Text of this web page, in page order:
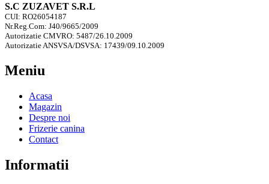
S.C ZUZAVET S.R.L
CUI: RO26054187
Nr.Reg.Com: J40/9665/2009
Autorizatie CMVRO: 5487/26.10.2009
Autorizatie ANSVSA/DSVSA: 17439/09.10.2009
Meniu
Acasa
Magazin
Despre noi
Frizerie canina
Contact
Informatii